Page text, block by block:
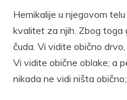
Hemikalije u njegovom
kvalitet za njih. Zbog toga
čuda. Vi vidite obično
Vi vidite obične oblake; a
nikada ne vidi ništa